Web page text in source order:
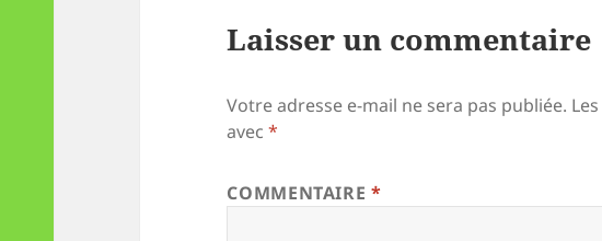
Laisser un commentaire
Votre adresse e-mail ne sera pas publiée.
avec*
COMMENTAIRE*